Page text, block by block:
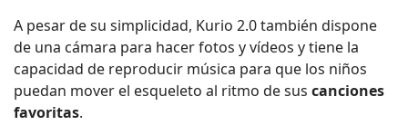
A pesar de su simplicidad, Kurio 2.0 también dispone
de una cámara para hacer fotos y vídeos y tiene la
capacidad de reproducir música para que los niños
puedan mover el esqueleto al ritmo de sus canciones
favoritas.